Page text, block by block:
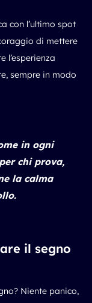
con l’ultimo spot
di mettere
l’esperienza
sempre in modo
in ogni
chi prova,
la calma
il segno
Niente panico,